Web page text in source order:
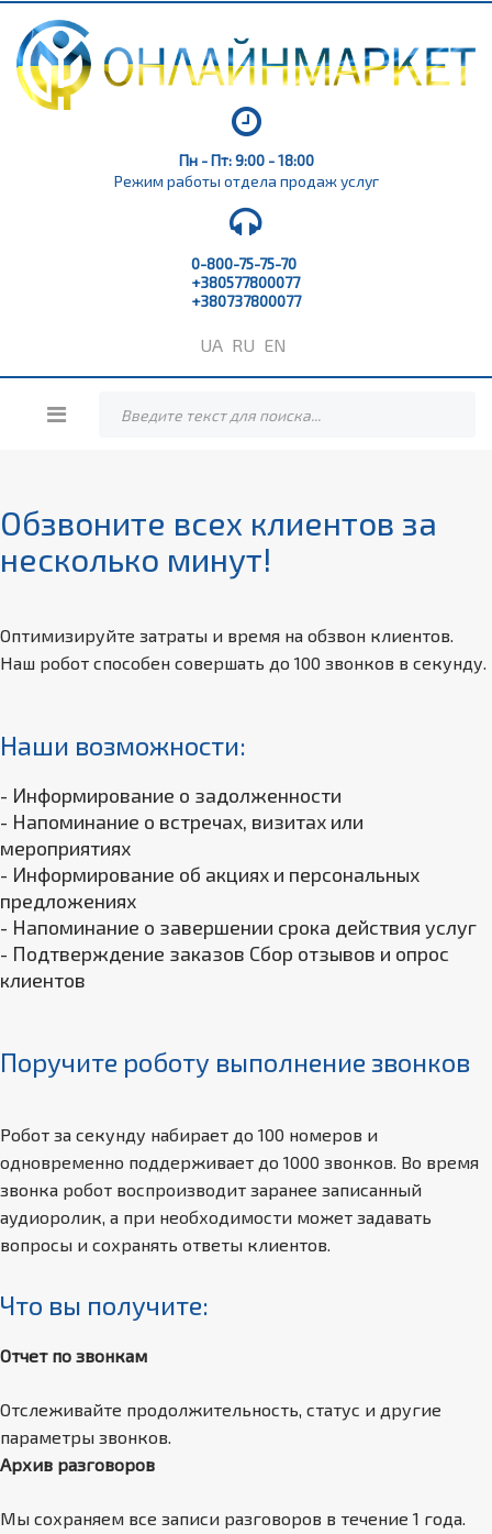
Пн - Пт: 9:00 - 18:00
Режим работы отдела продаж услуг
0-800-75-75-70
+380577800077
+380737800077
UA RU EN
Обзвоните всех клиентов за
несколько минут!
Оптимизируйте затраты и время на обзвон клиентов.
Наш робот способен совершать до 100 звонков в секунду.
Наши возможности:
- Информирование о задолженности
- Напоминание о встречах, визитах или
мероприятиях
- Информирование об акциях и персональных
предложениях
- Напоминание о завершении срока действия услуг
- Подтверждение заказов Сбор отзывов и опрос
клиентов
Поручите роботу выполнение звонков
Робот за секунду набирает до 100 номеров и
одновременно поддерживает до 1000 звонков. Во время
звонка робот воспроизводит заранее записанный
аудиоролик, а при необходимости может задавать
вопросы и сохранять ответы клиентов.
Что вы получите:
Отчет по звонкам
Отслеживайте продолжительность, статус и другие
параметры звонков.
Архив разговоров
Мы сохраняем все записи разговоров в течение 1 года.